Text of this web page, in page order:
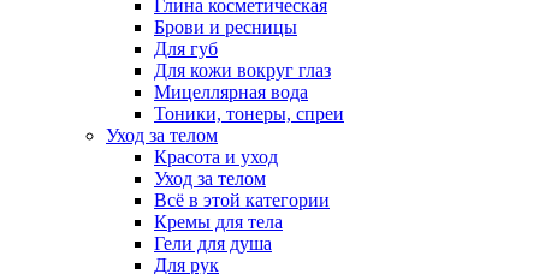
Глина косметическая
Брови и ресницы
Для губ
Для кожи вокруг глаз
Мицеллярная вода
Тоники, тонеры, спреи
Уход за телом
Красота и уход
Уход за телом
Всё в этой категории
Кремы для тела
Гели для душа
Для рук